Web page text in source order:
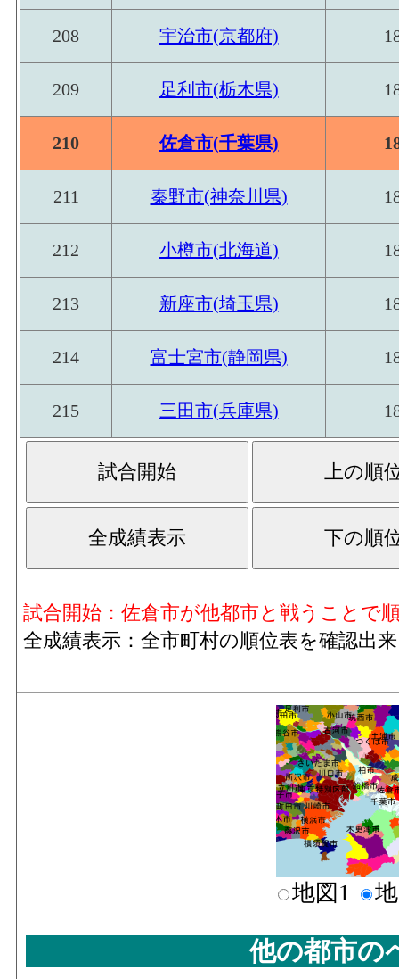
数
208 宇治市(京都府)
209 足利市(栃木県)
210 佐倉市(千葉県)
211 秦野市(神奈川県)
212 小樽市(北海道)
213 新座市(埼玉県)
214 富士宮市(静岡県)
215 三田市(兵庫県)
試合開始：佐倉市が他都市と戦うことで
全成績表示：全市町村の順位表を確認出
地図1
他の都市の